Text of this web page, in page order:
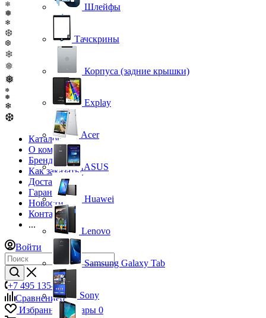
❄
❅
❄
❆
❆
❄
❅
❅
❅
❅
❄
❆
Каталог
О компании
Бренды
Как заказать?
Доставка
Гарантия
Новости
Контакты
...
Войти
+7 495 135-39-43
Сравнение0
Избранные товары 0
Шлейфы
Тачскрины
Корпуса (задние крышки)
Explay
Acer
ASUS
Huawei
Lenovo
Samsung Galaxy Tab
Sony